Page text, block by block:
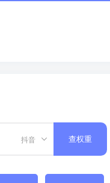
抖音 查权重